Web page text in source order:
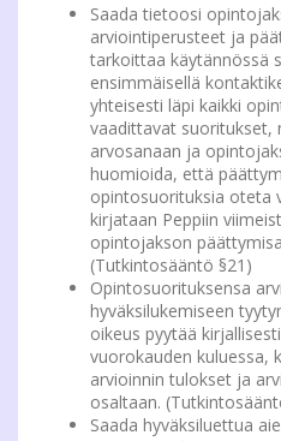
Saada tietoosi
arviointiperusteet ja
tarkoittaa käytännössä
ensimmäisellä
yhteisesti läpi kaikki
vaadittavat suoritukset,
arvosanaan ja
huomioida, että
opintosuorituksia oteta
kirjataan Peppiin
opintojakson
(Tutkintosääntö §21)
Opintosuorituksensa
hyväksilukemiseen
oikeus pyytää
vuorokauden kuluessa,
arvioinnin tulokset ja
osaltaan.
Saada hyväksiluettua